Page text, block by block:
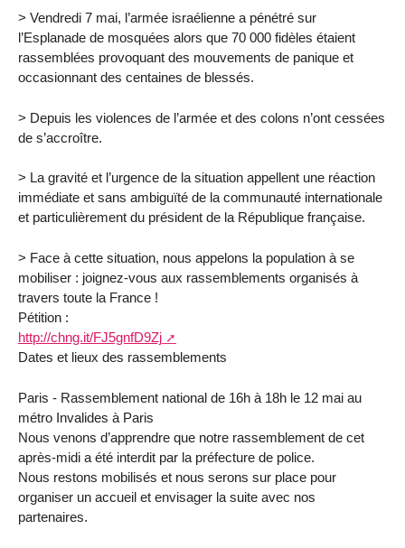
> Vendredi 7 mai, l’armée israélienne a pénétré sur
l’Esplanade de mosquées alors que 70 000 fidèles étaient
rassemblées provoquant des mouvements de panique et
occasionnant des centaines de blessés.
> Depuis les violences de l’armée et des colons n’ont cessées
de s’accroître.
> La gravité et l’urgence de la situation appellent une réaction
immédiate et sans ambiguïté de la communauté internationale
et particulièrement du président de la République française.
> Face à cette situation, nous appelons la population à se
mobiliser : joignez-vous aux rassemblements organisés à
travers toute la France !
Pétition :
http://chng.it/FJ5gnfD9Zj
Dates et lieux des rassemblements
Paris - Rassemblement national de 16h à 18h le 12 mai au
métro Invalides à Paris
Nous venons d’apprendre que notre rassemblement de cet
après-midi a été interdit par la préfecture de police.
Nous restons mobilisés et nous serons sur place pour
organiser un accueil et envisager la suite avec nos
partenaires.